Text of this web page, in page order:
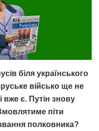
біля українського
військо ще не
вже є. Путін знову
піти
полковника?